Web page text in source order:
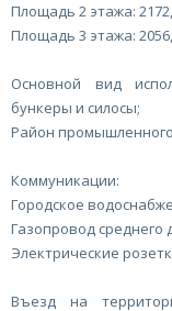
Площадь 2 этажа:
Площадь 3 этажа:
Основной вид
бункеры и силосы;
Район
Коммуникации:
Городское
Газопровод среднего
Электрические
Въезд на